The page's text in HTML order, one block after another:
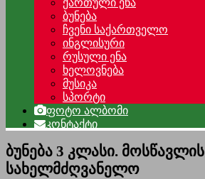
ქართული ენა
ბუნება
ჩვენი საქართველო
ინგლისური
რუსული ენა
ხელოვნება
მუსიკა
სპორტი
ფოტო ალბომი
კონტაქტი
ბუნება 3 კლასი. მოსწავლის
სახელმძღვანელო